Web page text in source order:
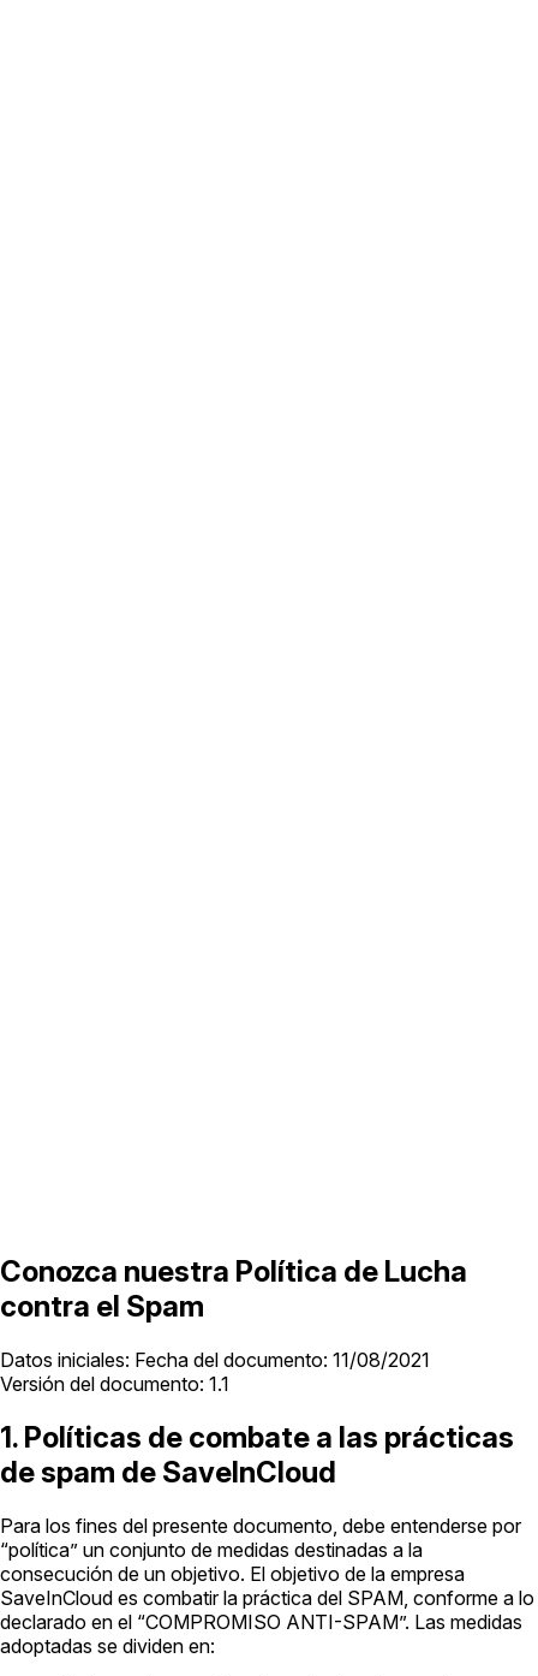
Conozca nuestra Política de Lucha
contra el Spam
Datos iniciales: Fecha del documento: 11/08/2021
Versión del documento: 1.1
1. Políticas de combate a las prácticas
de spam de SaveInCloud
Para los fines del presente documento, debe entenderse por
“política” un conjunto de medidas destinadas a la
consecución de un objetivo. El objetivo de la empresa
SaveInCloud es combatir la práctica del SPAM, conforme a lo
declarado en el “COMPROMISO ANTI-SPAM”. Las medidas
adoptadas se dividen en: